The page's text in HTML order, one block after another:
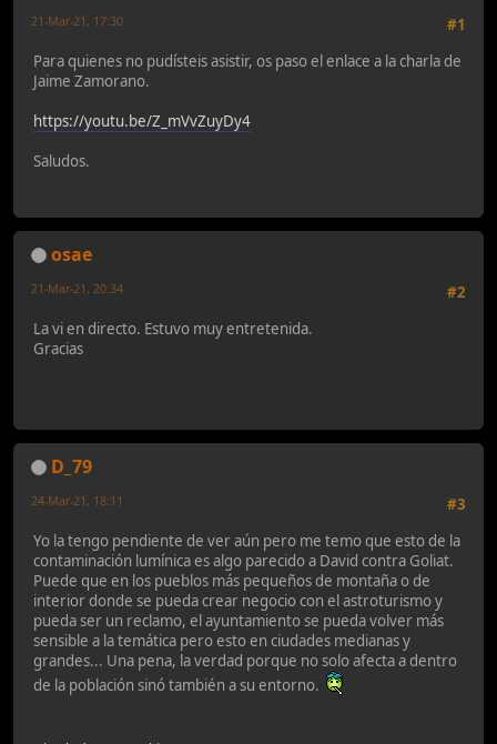
#1
21-Mar-21, 17:30
Para quienes no pudísteis asistir, os paso el enlace a la charla de
Jaime Zamorano.
https://youtu.be/Z_mVvZuyDy4
Saludos.
osae
#2
21-Mar-21, 20:34
La vi en directo. Estuvo muy entretenida.
Gracias
D_79
#3
24-Mar-21, 18:11
Yo la tengo pendiente de ver aún pero me temo que esto de la
contaminación lumínica es algo parecido a David contra Goliat.
Puede que en los pueblos más pequeños de montaña o de
interior donde se pueda crear negocio con el astroturismo y
pueda ser un reclamo, el ayuntamiento se pueda volver más
sensible a la temática pero esto en ciudades medianas y
grandes... Una pena, la verdad porque no solo afecta a dentro
de la población sinó también a su entorno.